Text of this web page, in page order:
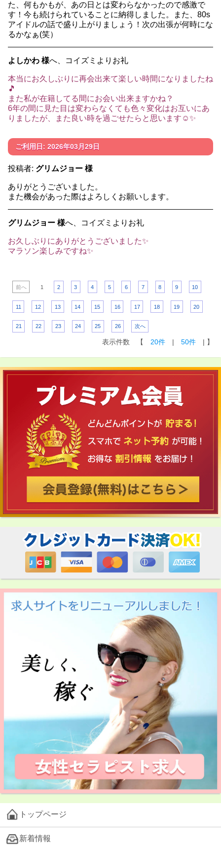
た、何もかもが、あの日とは変わらなかったので感激で
す！今も続けられていることに納得しました。また、80s
アイドルの話で盛り上がりましょう！次の出張が何時にな
るかなぁ(笑）
よしかわ 様へ、コイズミよりお礼
本当にお久しぶりに再会出来て楽しい時間になりましたね
🎵
また私が在籍してる間にお会い出来ますかね？
6年の間に見た目は変わらなくても色々変化はお互いにあ
りましたが、また良い時を過ごせたらと思います☺️✨
ご利用日: 2026年03月29日
投稿者: グリムジョー 様
ありがとうございました。
また機会があった際はよろしくお願いします。
グリムジョー 様へ、コイズミよりお礼
お久しぶりにありがとうございました✨
マラソン楽しみですね✨
前へ 1 2 3 4 5 6 7 8 9 10
11 12 13 14 15 16 17 18 19 20
21 22 23 24 25 26 次へ
表示件数 【 20件 | 50件 | 】
トップページ
新着情報